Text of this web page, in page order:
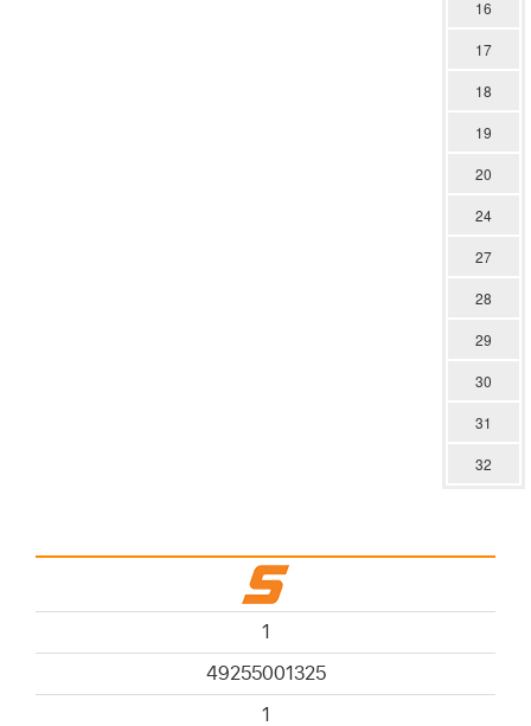
16
17
18
19
20
24
27
28
29
30
31
32
1
49255001325
1